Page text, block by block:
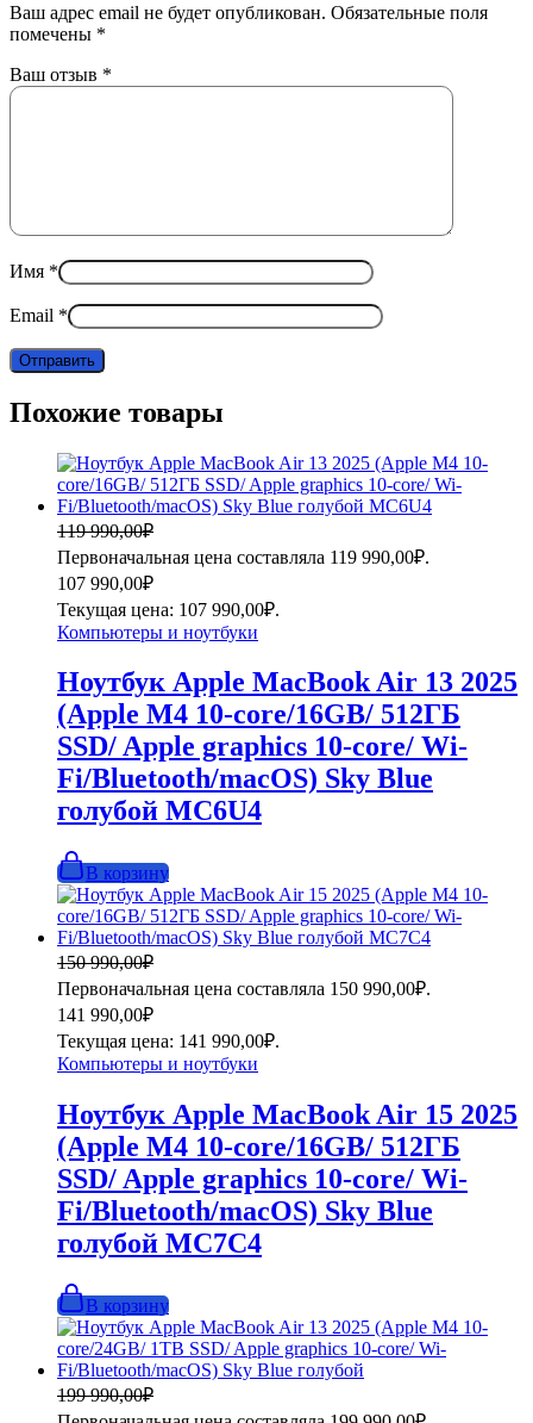
Ваш адрес email не будет опубликован. Обязательные поля
помечены *
Ваш отзыв *
Имя *
Email *
Похожие товары
119 990,00₽
Первоначальная цена составляла 119 990,00₽.
107 990,00₽
Текущая цена: 107 990,00₽.
Компьютеры и ноутбуки
Ноутбук Apple MacBook Air 13 2025
(Apple M4 10-core/16GB/ 512ГБ
SSD/ Apple graphics 10-core/ Wi-
Fi/Bluetooth/macOS) Sky Blue
голубой MC6U4
В корзину
150 990,00₽
Первоначальная цена составляла 150 990,00₽.
141 990,00₽
Текущая цена: 141 990,00₽.
Компьютеры и ноутбуки
Ноутбук Apple MacBook Air 15 2025
(Apple M4 10-core/16GB/ 512ГБ
SSD/ Apple graphics 10-core/ Wi-
Fi/Bluetooth/macOS) Sky Blue
голубой MC7C4
В корзину
199 990,00₽